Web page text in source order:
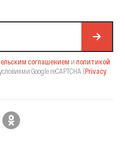
соглашением и политикой
Google reCAPTCHA (Privacy